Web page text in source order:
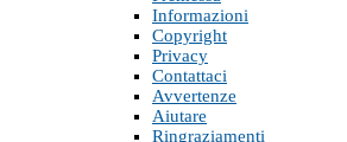
Informazioni
Copyright
Privacy
Contattaci
Avvertenze
Aiutare
Ringraziamenti